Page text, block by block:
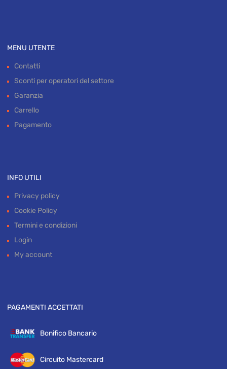
MENU UTENTE
Contatti
Sconti per operatori del settore
Garanzia
Carrello
Pagamento
INFO UTILI
Privacy policy
Cookie Policy
Termini e condizioni
Login
My account
PAGAMENTI ACCETTATI
Bonifico Bancario
Circuito Mastercard